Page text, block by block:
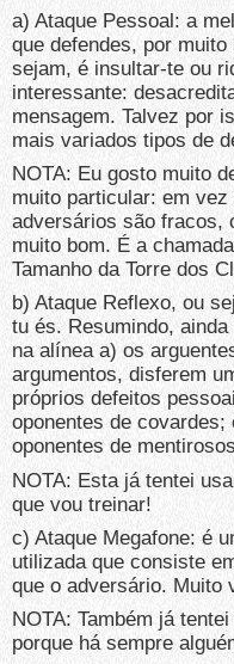
a) Ataque Pessoal: a
que defendes, por
sejam, é insultar-te ou
interessante:
mensagem. Talvez por
mais variados tipos de
NOTA: Eu gosto muito
muito particular: em
adversários são fracos,
muito bom. É a
Tamanho da Torre dos
b) Ataque Reflexo, ou
tu és. Resumindo,
na alínea a) os
argumentos, disferem
próprios defeitos
oponentes de
oponentes de
NOTA: Esta já tentei
que vou treinar!
c) Ataque Megafone: é
utilizada que consiste
que o adversário. Muito
NOTA: Também já
porque há sempre